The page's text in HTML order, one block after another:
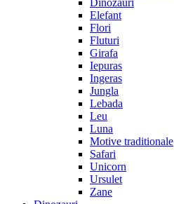
Dinozauri
Elefant
Flori
Fluturi
Girafa
Iepuras
Ingeras
Jungla
Lebada
Leu
Luna
Motive traditionale
Safari
Unicorn
Ursulet
Zane